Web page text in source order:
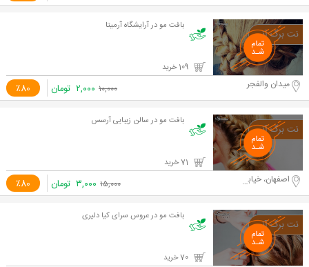
بافت مو در آرایشگاه آرمیتا
٪80 میدان والفجر ۱۰,۰۰۰ ۲,۰۰۰ تومان
بافت مو در سالن زیبایی آرسس
٪80 اصفهان، خیابان خاقانی ۱۵,۰۰۰ ۳,۰۰۰ تومان
بافت مو در عروس سرای کیا دلیری